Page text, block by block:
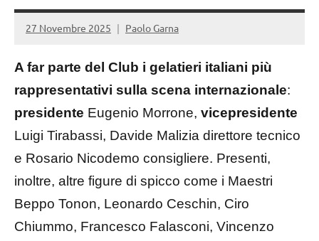
27 Novembre 2025 Paolo Garna
A far parte del Club i gelatieri italiani più
rappresentativi sulla scena internazionale:
presidente Eugenio Morrone, vicepresidente
Luigi Tirabassi, Davide Malizia direttore tecnico
e Rosario Nicodemo consigliere. Presenti,
inoltre, altre figure di spicco come i Maestri
Beppo Tonon, Leonardo Ceschin, Ciro
Chiummo, Francesco Falasconi, Vincenzo